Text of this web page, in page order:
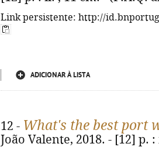
Link persistente: http://
ADICIONAR À LISTA
12 - What's the best port
João Valente, 2018. - [12] p.